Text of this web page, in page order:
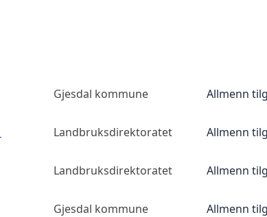
Gjesdal kommune Allmenn
Landbruksdirektoratet Allmenn
Landbruksdirektoratet Allmenn
Gjesdal kommune Allmenn